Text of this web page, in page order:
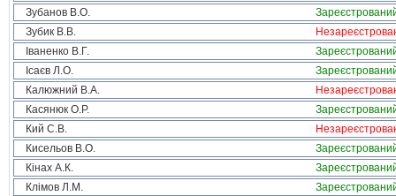
Зубанов В.О.
Зубик В.В.
Іваненко В.Г.
Ісаєв Л.О.
Калюжний В.А.
Касянюк О.Р.
Кий С.В.
Кисельов В.О.
Кінах А.К.
Клімов Л.М.